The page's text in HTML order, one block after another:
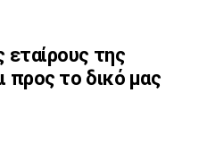
εταίρους της
προς το δικό μας